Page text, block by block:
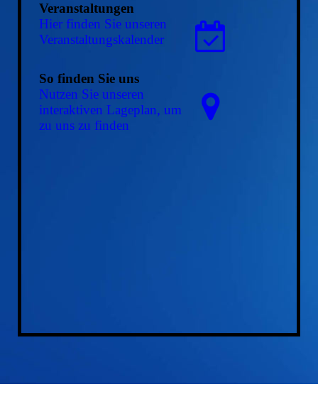
Veranstaltungen
Hier finden Sie unseren
Ver­an­stal­tungs­ka­len­der
So finden Sie uns
Nutzen Sie unseren
interaktiven La­ge­plan, um
zu uns zu finden